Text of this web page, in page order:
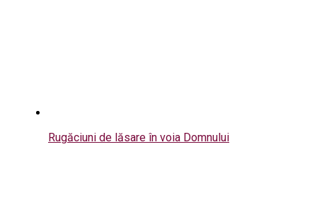
Rugăciuni de lăsare în voia Domnului